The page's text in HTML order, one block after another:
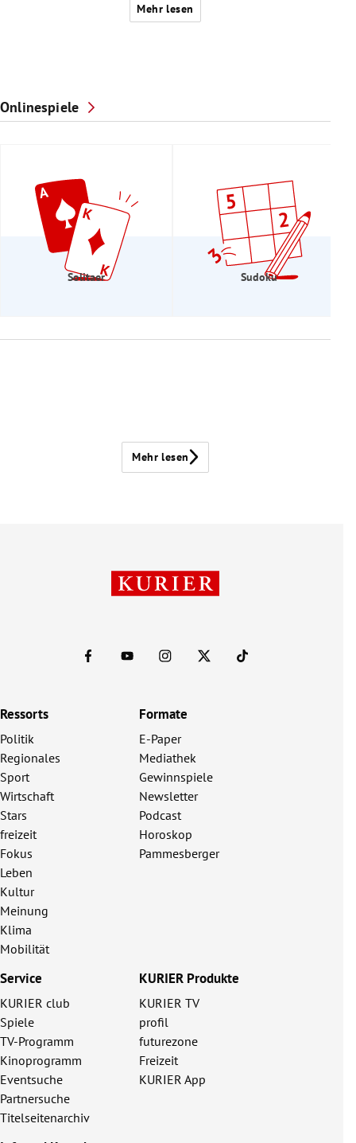
Mehr lesen
Onlinespiele
Solitaer Sudoku
Mehr lesen
Ressorts
Politik
Regionales
Sport
Wirtschaft
Stars
freizeit
Fokus
Leben
Kultur
Meinung
Klima
Mobilität
Formate
E-Paper
Mediathek
Gewinnspiele
Newsletter
Podcast
Horoskop
Pammesberger
Service
KURIER club
Spiele
TV-Programm
Kinoprogramm
Eventsuche
Partnersuche
Titelseitenarchiv
KURIER Produkte
KURIER TV
profil
futurezone
Freizeit
KURIER App